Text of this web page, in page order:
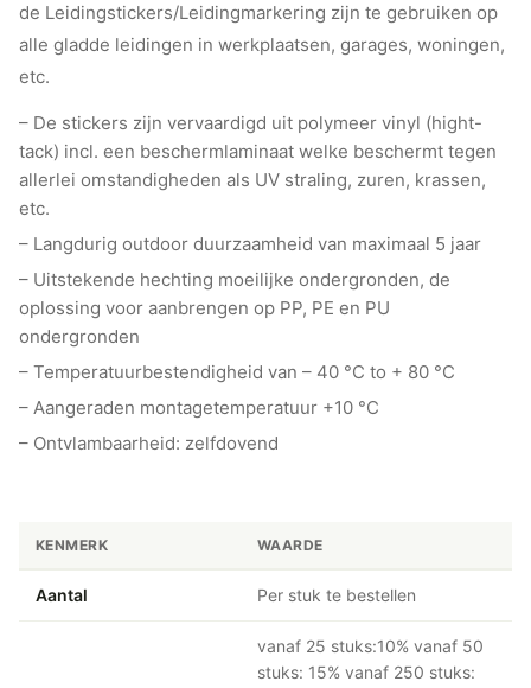
de Leidingstickers/Leidingmarkering zijn te gebruiken op
alle gladde leidingen in werkplaatsen, garages, woningen,
etc.
– De stickers zijn vervaardigd uit polymeer vinyl (hight-
tack) incl. een beschermlaminaat welke beschermt tegen
allerlei omstandigheden als UV straling, zuren, krassen,
etc.
– Langdurig outdoor duurzaamheid van maximaal 5 jaar
– Uitstekende hechting moeilijke ondergronden, de
oplossing voor aanbrengen op PP, PE en PU
ondergronden
– Temperatuurbestendigheid van – 40 °C to + 80 °C
– Aangeraden montagetemperatuur +10 °C
– Ontvlambaarheid: zelfdovend
KENMERK WAARDE
Aantal Per stuk te bestellen
vanaf 25 stuks:10% vanaf 50
stuks: 15% vanaf 250 stuks: